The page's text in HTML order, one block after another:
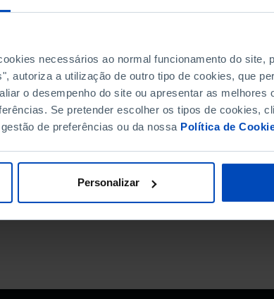
necessários ao normal funcionamento do site,
autoriza a utilização de outro tipo de cookies, que
o desempenho do site ou apresentar as melhores
Se pretender escolher os tipos de cookies,
de preferências ou da nossa Política de
Personalizar
DATA DE FIM